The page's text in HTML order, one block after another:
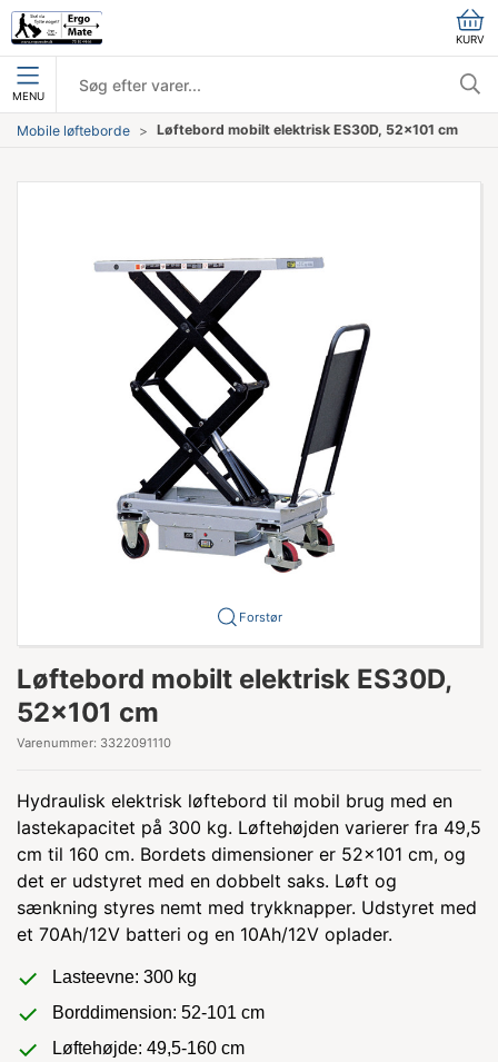
KURV
MENU
Mobile løfteborde Løftebord mobilt elektrisk ES30D, 52x101 cm
Forstør
Løftebord mobilt elektrisk ES30D,
52x101 cm
Varenummer: 3322091110
Hydraulisk elektrisk løftebord til mobil brug med en
lastekapacitet på 300 kg. Løftehøjden varierer fra 49,5
cm til 160 cm. Bordets dimensioner er 52x101 cm, og
det er udstyret med en dobbelt saks. Løft og
sænkning styres nemt med trykknapper. Udstyret med
et 70Ah/12V batteri og en 10Ah/12V oplader.
Lasteevne: 300 kg
Borddimension: 52-101 cm
Løftehøjde: 49,5-160 cm